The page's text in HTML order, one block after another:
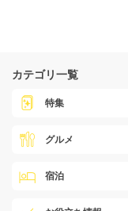
カテゴリ一覧
特集
グルメ
宿泊